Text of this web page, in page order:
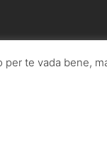
te vada bene,